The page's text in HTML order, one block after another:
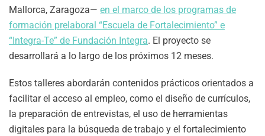
Mallorca, Zaragoza— en el marco de los programas de
formación prelaboral “Escuela de Fortalecimiento” e
“Integra-Te” de Fundación Integra. El proyecto se
desarrollará a lo largo de los próximos 12 meses.
Estos talleres abordarán contenidos prácticos orientados a
facilitar el acceso al empleo, como el diseño de currículos,
la preparación de entrevistas, el uso de herramientas
digitales para la búsqueda de trabajo y el fortalecimiento